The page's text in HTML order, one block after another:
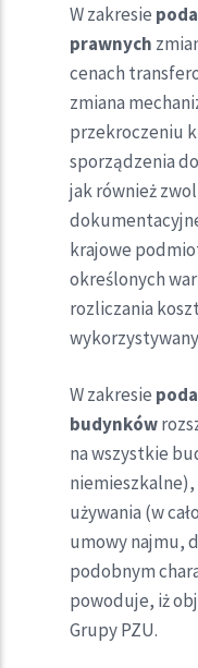
W zakresie
prawnych
cenach
zmiana
przekroczeniu
sporządzenia
jak również
krajowe
określonych
rozliczania
W zakresie
budynków
na wszystkie
używania (w
umowy najmu,
podobnym
powoduje, iż
Grupy PZU.